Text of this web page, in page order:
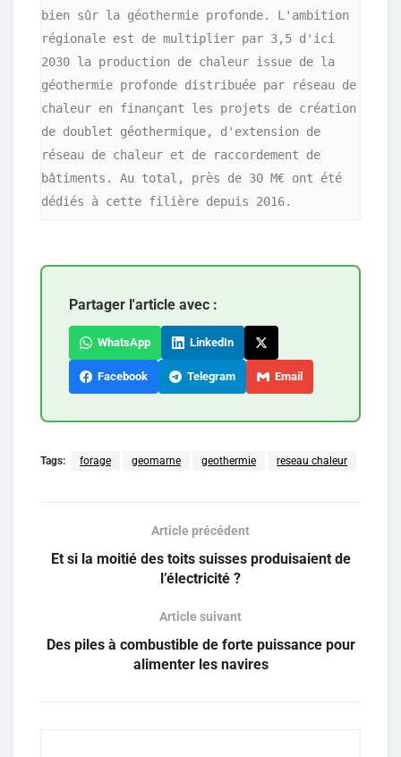
bien sûr la géothermie profonde. L'ambition
régionale est de multiplier par 3,5 d'ici
2030 la production de chaleur issue de la
géothermie profonde distribuée par réseau de
chaleur en finançant les projets de création
de doublet géothermique, d'extension de
réseau de chaleur et de raccordement de
bâtiments. Au total, près de 30 M€ ont été
Partager l'article avec :
WhatsApp LinkedIn
Facebook Telegram Email
Tags: forage geomarne geothermie reseau chaleur
Article précédent
Et si la moitié des toits suisses produisaient de
l’électricité ?
Article suivant
Des piles à combustible de forte puissance pour
alimenter les navires